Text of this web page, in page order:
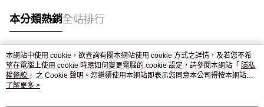
本分類熱銷全站排行
熱門標籤
本網站中使用 cookie，欲查詢有關本網站使用 cookie 方式之詳情，及若您不希
望在電腦上使用 cookie 時應如何變更電腦的 cookie 設定，請參閱本網站「 隱私
權條款 」之 Cookie 聲明。您繼續使用本網站即表示您同意本公司得按本網站使
用條款之 Cookie 聲明使用 cookie。
了解更多 >